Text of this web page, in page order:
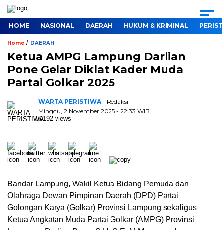
HOME NASIONAL DAERAH HUKUM & KRIMINAL
Home / DAERAH
Ketua AMPG Lampung Darlian
Pone Gelar Diklat Kader Muda
Partai Golkar 2025
WARTA PERISTIWA - Redaksi
Minggu, 2 November 2025 - 22:33 WIB
50192 views
Bandar Lampung, Wakil Ketua Bidang Pemuda dan
Olahraga Dewan Pimpinan Daerah (DPD) Partai
Golongan Karya (Golkar) Provinsi Lampung sekaligus
Ketua Angkatan Muda Partai Golkar (AMPG) Provinsi